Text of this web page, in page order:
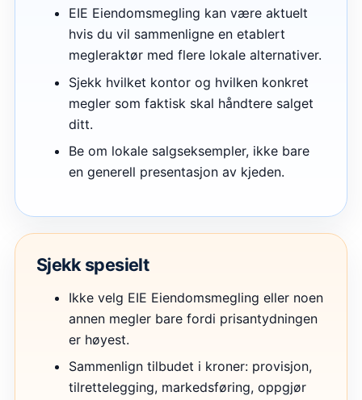
EIE Eiendomsmegling kan være aktuelt
hvis du vil sammenligne en etablert
megleraktør med flere lokale alternativer.
Sjekk hvilket kontor og hvilken konkret
megler som faktisk skal håndtere salget
ditt.
Be om lokale salgseksempler, ikke bare
en generell presentasjon av kjeden.
Sjekk spesielt
Ikke velg EIE Eiendomsmegling eller noen
annen megler bare fordi prisantydningen
er høyest.
Sammenlign tilbudet i kroner: provisjon,
tilrettelegging, markedsføring, oppgjør